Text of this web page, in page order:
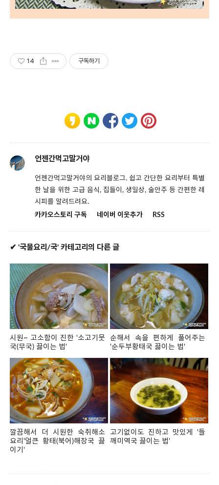
14 구독하기
언젠간먹고말거야
언젠간먹고말거야의 요리블로그. 쉽고 간단한 요리부터 특별
한 날을 위한 고급 음식, 집들이, 생일상, 술안주 등 간편한 레
시피를 알려드려요.
카카오스토리 구독
네이버 이웃추가 RSS
✔ '국물요리/국' 카테고리의 다른 글
시원~ 고소함이 진한 '소고기뭇
국(무국) 끓이는 법'
순해서 속을 편하게 풀어주는
'순두부황태국 끓이는 법'
깔끔해서 더 시원한 숙취해소
요리'얼큰 황태(북어)해장국 끓
이기'
고기없이도 진하고 맛있게 '들
깨미역국 끓이는 법'